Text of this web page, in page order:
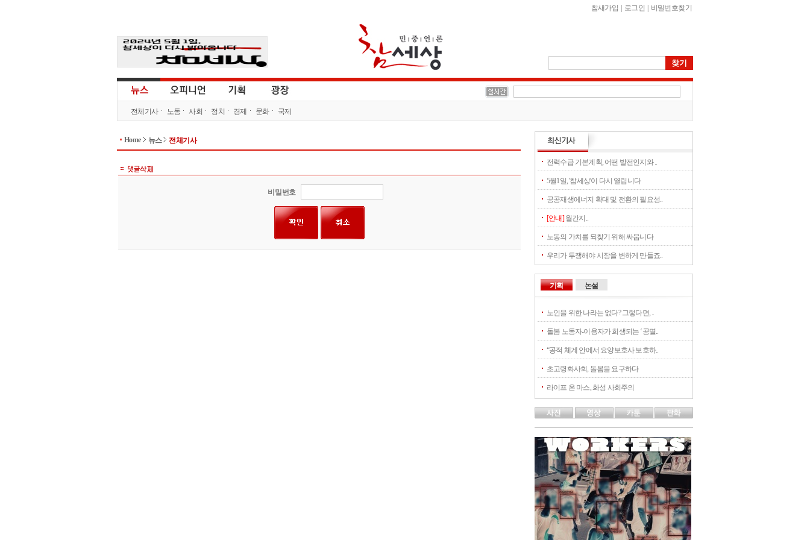
참새가입 로그인 비밀번호찾기
전체기사 노동 사회 정치 경제 문화 국제
Home 뉴스 전체기사
비밀번호
전력수급 기본계획, 어떤 발전인지와 ..
5월1일, '참세상'이 다시 열립니다
공공재생에너지 확대 및 전환의 필요성..
[안내]월간지..
노동의 가치를 되찾기 위해 싸웁니다
우리가 투쟁해야 시장을 변하게 만들죠..
기획
노인을 위한 나라는 없다? 그렇다면, ..
돌봄 노동자-이용자가 희생되는 ‘공멸..
“공적 체계 안에서 요양보호사 보호하..
초고령화사회, 돌봄을 요구하다
라이프 온 마스, 화성 사회주의
논설